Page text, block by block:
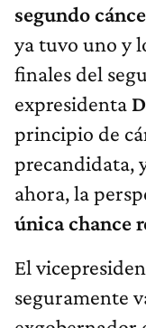
segundo
ya tuvo uno y
finales del
expresidenta
principio de
precandidata,
ahora, la
única chance
El
seguramente